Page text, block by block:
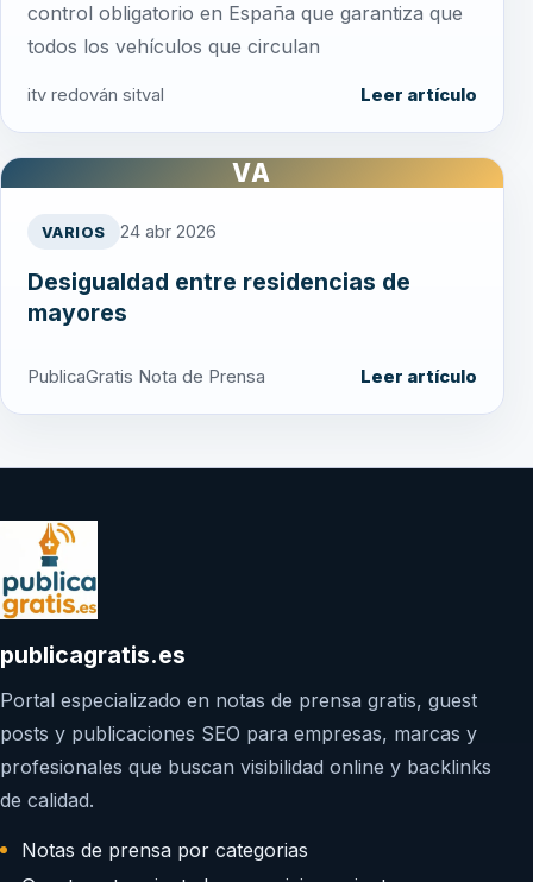
control obligatorio en España que garantiza que
todos los vehículos que circulan
itv redován sitval Leer artículo
VA
VARIOS 24 abr 2026
Desigualdad entre residencias de
mayores
PublicaGratis Nota de Prensa Leer artículo
publicagratis.es
Portal especializado en notas de prensa gratis, guest
posts y publicaciones SEO para empresas, marcas y
profesionales que buscan visibilidad online y backlinks
de calidad.
Notas de prensa por categorias